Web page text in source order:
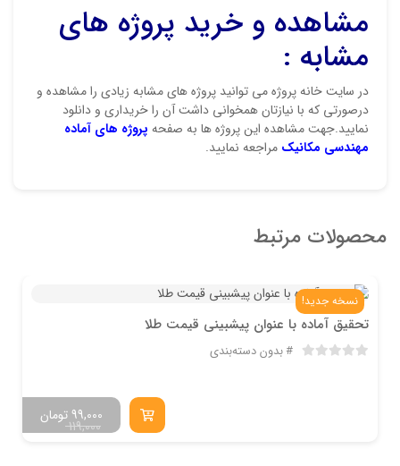
مشاهده و خرید پروژه های
مشابه :
در سایت خانه پروژه می توانید پروژه های مشابه زیادی را مشاهده و
درصورتی که با نیازتان همخوانی داشت آن را خریداری و دانلود
نمایید.جهت مشاهده این پروژه ها به صفحه پروژه های آماده
مهندسی مکانیک مراجعه نمایید.
محصولات مرتبط
نسخه جدید!
تحقیق آماده با عنوان پیشبینی قیمت طلا
بدون دسته‌بندی
119,000
تومان99,000